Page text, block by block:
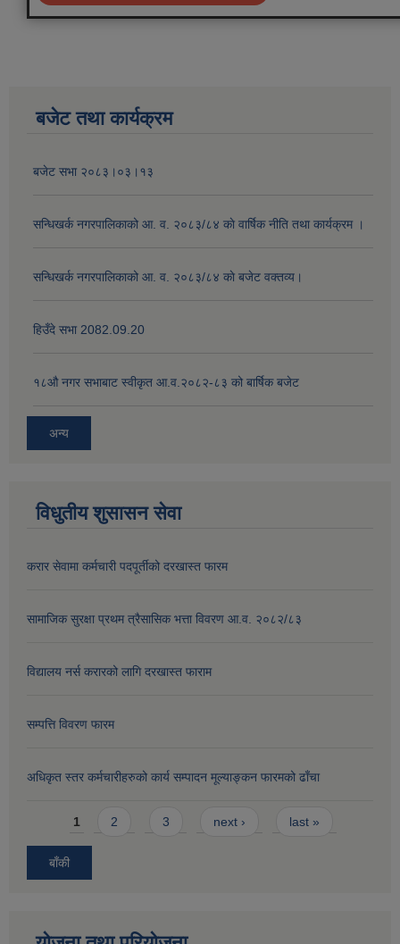
बजेट तथा कार्यक्रम
बजेट सभा २०८३।०३।१३
सन्धिखर्क नगरपालिकाको आ. व. २०८३/८४ काे वार्षिक नीति तथा कार्यक्रम ।
सन्धिखर्क नगरपालिकाको आ. व. २०८३/८४ काे बजेट वक्तव्य।
हिउँदे सभा 2082.09.20
१८‍औ नगर सभाबाट स्वीकृत आ.व.२०८२-८३ को बार्षिक बजेट
अन्य
विधुतीय शुसासन सेवा
करार सेवामा कर्मचारी पदपूर्तीको दरखास्त फारम
सामाजिक सुरक्षा प्रथम त्रैसासिक भत्ता विवरण आ.व. २०८२/८३
विद्यालय नर्स करारको लागि दरखास्त फाराम
सम्पत्ति विवरण फारम
अधिकृत स्तर कर्मचारीहरुको कार्य सम्पादन मूल्याङ्कन फारमको ढाँचा
Pages
1 2 3 next › last »
बाँकी